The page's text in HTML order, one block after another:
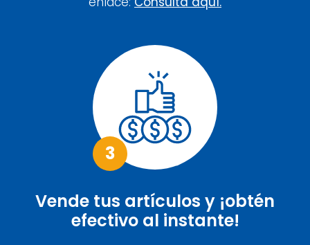
3
Vende tus artículos y ¡obtén
efectivo al instante!